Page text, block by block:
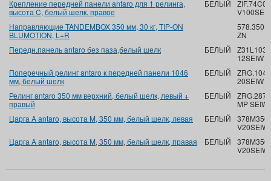
Крепление передней панели antaro для 1 релинга,
высота C, белый шелк. правое
БЕЛЫЙ
ZIF.74C0
Направляющие TANDEMBOX 350 мм, 30 кг, TIP-ON
BLUMOTION, L+R
ZN
Передн.панель antaro без паза,белый шелк
БЕЛЫЙ
12SEIW
Поперечный релинг antaro к передней панели 1046
мм, белый шелк
БЕЛЫЙ
20SEIW
Релинг antaro 350 мм верхний, белый шелк, левый +
правый
БЕЛЫЙ
MP SEIW
Царга A antaro, высота M, 350 мм, белый шелк, левая
БЕЛЫЙ
V20SEIW
Царга A antaro, высота M, 350 мм, белый шелк, правая
БЕЛЫЙ
V20SEIW